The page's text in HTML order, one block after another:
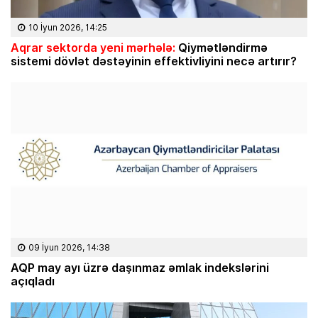
10 İyun 2026, 14:25
Aqrar sektorda yeni mərhələ: Qiymətləndirmə
sistemi dövlət dəstəyinin effektivliyini necə artırır?
09 İyun 2026, 14:38
AQP may ayı üzrə daşınmaz əmlak indekslərini
açıqladı